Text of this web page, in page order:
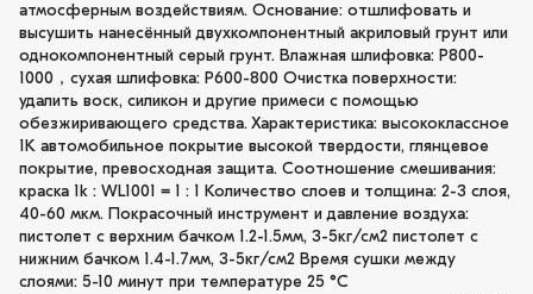
атмосферным воздействиям. Основание: отшлифовать и
высушить нанесённый двухкомпонентный акриловый грунт или
однокомпонентный серый грунт. Влажная шлифовка: P800-
1000，сухая шлифовка: P600-800 Очистка поверхности:
удалить воск, силикон и другие примеси с помощью
обезжиривающего средства. Характеристика: высококлассное
1K автомобильное покрытие высокой твердости, глянцевое
покрытие, превосходная защита. Соотношение смешивания:
краска 1k : WL1001 = 1 : 1 Количество слоев и толщина: 2-3 слоя,
40-60 мкм. Покрасочный инструмент и давление воздуха:
пистолет с верхним бачком 1.2-1.5мм, 3-5кг/см2 пистолет с
нижним бачком 1.4-1.7мм, 3-5кг/см2 Время сушки между
слоями: 5-10 минут при температуре 25 °C